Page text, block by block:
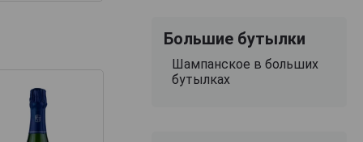
Большие бутылки
Шампанское в больших
бутылках